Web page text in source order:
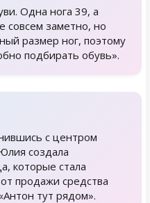
Одна нога 39, а
совсем заметно, но
размер ног, поэтому
подбирать обувь».
с центром
создала
которые стала
продажи средства
тут рядом».